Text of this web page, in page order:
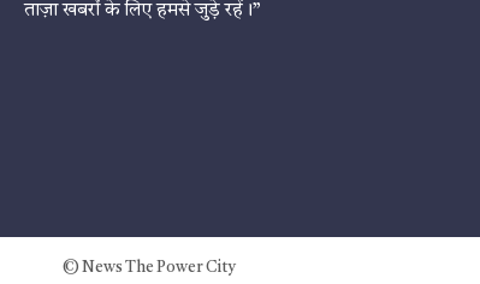
ताज़ा खबरों के लिए हमसे जुड़े रहें।”
© News The Power City